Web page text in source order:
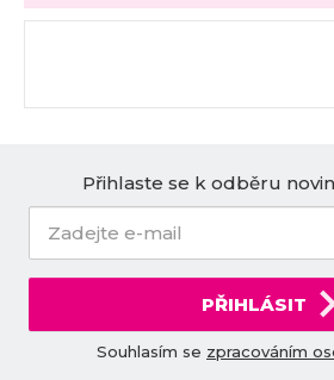
Přihlaste se k odběru
PŘIHLÁSIT
Souhlasím se zpracováním